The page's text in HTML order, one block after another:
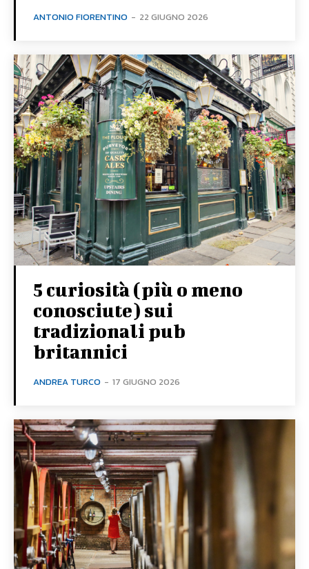
ANTONIO FIORENTINO - 22 GIUGNO 2026
5 curiosità (più o meno
conosciute) sui
tradizionali pub
britannici
ANDREA TURCO - 17 GIUGNO 2026